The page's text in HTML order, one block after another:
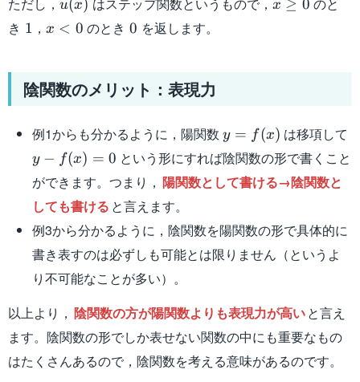
u(x) x ≥ 0
き 1
1 ， x
x < 0 のとき0
0 を返します。
陰関数のメリット：表現力
例1からも分かるように，陽関数 y=f(x)
y = f(x) は移項して
y − f(x) = 0 という形にすれば陰関数の形で書くこと
ができます。つまり， 陽関数として書ける→陰関数と
しても書ける と言えます。
例3から分かるように，陰関数を陽関数の形で具体的に
書き表すのは必ずしも可能とは限りません（というよ
り不可能なことが多い）。
以上より， 陰関数の方が陽関数よりも表現力が高いと言え
ます。陰関数の形でしか表せない関数の中にも重要なもの
はたくさんあるので，陰関数を考える意味があるのです。